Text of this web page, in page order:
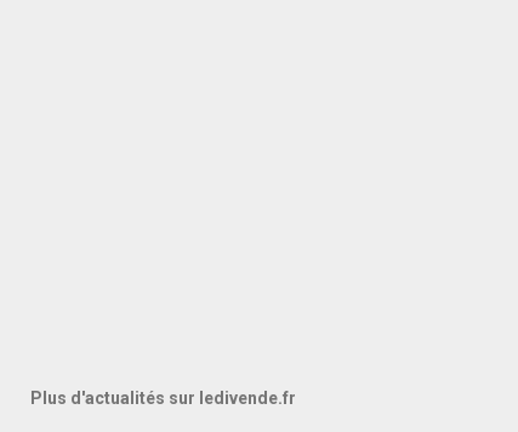
Plus d'actualités sur ledivende.fr